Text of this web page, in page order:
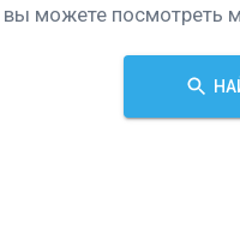
можете посмотреть